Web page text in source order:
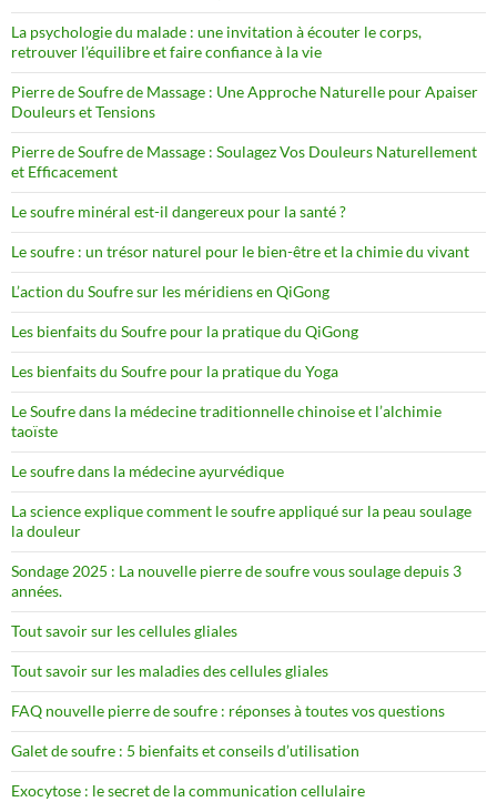
La psychologie du malade : une invitation à écouter le corps,
retrouver l’équilibre et faire confiance à la vie
Pierre de Soufre de Massage : Une Approche Naturelle pour Apaiser
Douleurs et Tensions
Pierre de Soufre de Massage : Soulagez Vos Douleurs Naturellement
et Efficacement
Le soufre minéral est-il dangereux pour la santé ?
Le soufre : un trésor naturel pour le bien-être et la chimie du vivant
L’action du Soufre sur les méridiens en QiGong
Les bienfaits du Soufre pour la pratique du QiGong
Les bienfaits du Soufre pour la pratique du Yoga
Le Soufre dans la médecine traditionnelle chinoise et l’alchimie
taoïste
Le soufre dans la médecine ayurvédique
La science explique comment le soufre appliqué sur la peau soulage
la douleur
Sondage 2025 : La nouvelle pierre de soufre vous soulage depuis 3
années.
Tout savoir sur les cellules gliales
Tout savoir sur les maladies des cellules gliales
FAQ nouvelle pierre de soufre : réponses à toutes vos questions
Galet de soufre : 5 bienfaits et conseils d’utilisation
Exocytose : le secret de la communication cellulaire